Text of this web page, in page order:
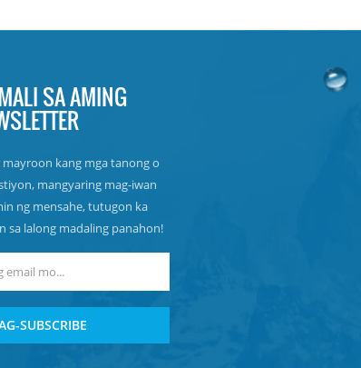
SA AMING
mayroon kang mga tanong o
mangyaring mag-iwan
ng mensahe, tutugon ka
sa lalong madaling panahon!
SUBSCRIBE